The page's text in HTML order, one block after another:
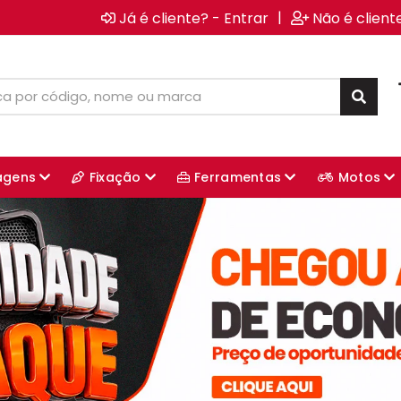
Já é cliente? - Entrar | Não é
Fixação Ferramentas Motos